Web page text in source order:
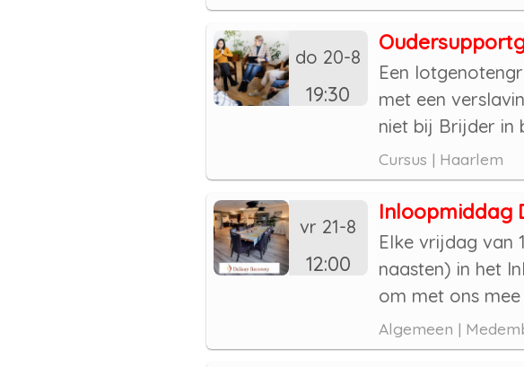
do 20-8
19:30
Een
met een
niet bij Brijder in
Cursus | Haarlem
vr 21-8
12:00
Inloopmiddag
Elke vrijdag van
naasten) in het
om met ons mee
Algemeen |